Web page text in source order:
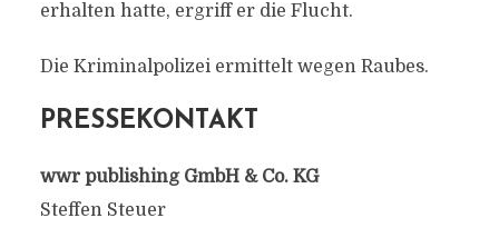
erhalten hatte, ergriff er die Flucht.
Die Kriminalpolizei ermittelt wegen Raubes.
PRESSEKONTAKT
wwr publishing GmbH & Co. KG
Steffen Steuer